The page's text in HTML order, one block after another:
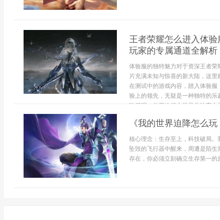
王者荣耀怎么进入体
玩家的专属通道全解析
体验服的独特魅力对于资深王者
片充满未知与惊喜的新大陆，这
在测试中的游戏内容，踏入体验
验上的领先，无疑是一种独特的
验服呢，首要途径永远是关注官方
《我的世界迫降怎么
核心理念：生存至上，科技破局
坠毁的飞行器中醒来，周遭是陌
存在，你必须立刻确立生存第一